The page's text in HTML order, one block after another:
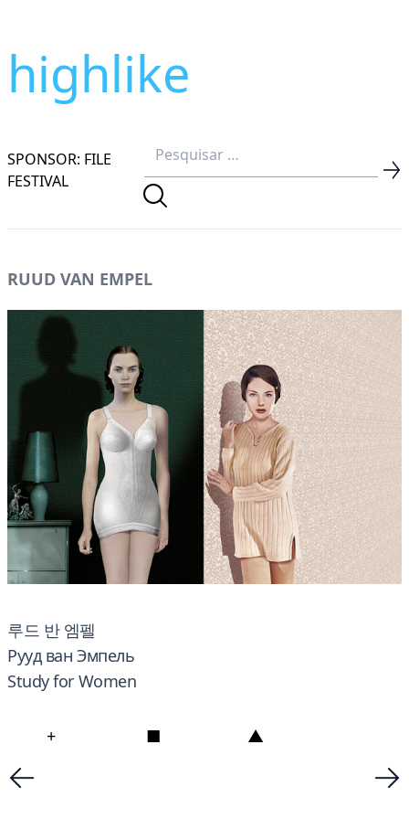
highlike
SPONSOR: FILE
FESTIVAL
RUUD VAN EMPEL
루드 반 엠펠
Рууд ван Эмпель
Study for Women
+ ■ ▲